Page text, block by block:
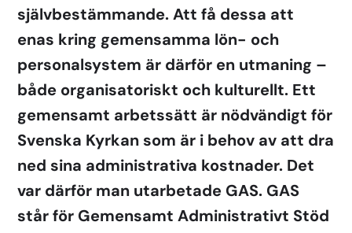
självbestämmande. Att få dessa att
enas kring gemensamma lön- och
personalsystem är därför en utmaning –
både organisatoriskt och kulturellt. Ett
gemensamt arbetssätt är nödvändigt för
Svenska Kyrkan som är i behov av att dra
ned sina administrativa kostnader. Det
var därför man utarbetade GAS. GAS
står för Gemensamt Administrativt Stöd